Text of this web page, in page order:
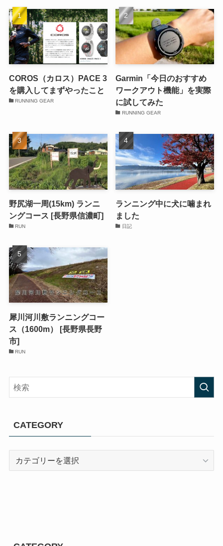
COROS（カロス）PACE 3
を購入してまずやったこと
RUNNING GEAR
Garmin「今日のおすすめ
ワークアウト機能」を実際
に試してみた
RUNNING GEAR
野尻湖一周(15km) ランニ
ングコース [長野県信濃町]
RUN
ランニング中に犬に噛まれ
ました
日記
犀川河川敷ランニングコー
ス（1600m） [長野県長野
市]
RUN
CATEGORY
CATEGORY